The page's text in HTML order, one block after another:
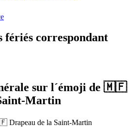
fériés correspondant
sur l´émoji de 🇲🇫
Martin
Drapeau de la Saint-Martin